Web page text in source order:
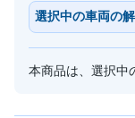
選択中の車両の
本商品は、選択中